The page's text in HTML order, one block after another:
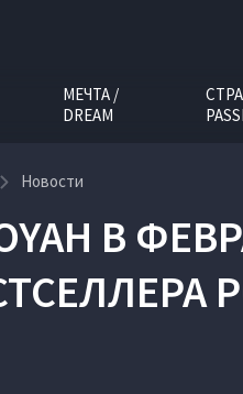
МЕЧТА /
DREAM
Новости
В